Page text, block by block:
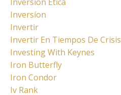
Inversíon
Invertir
Invertir En Tiempos De Crisis
Investing With Keynes
Iron Butterfly
Iron Condor
Iv Rank